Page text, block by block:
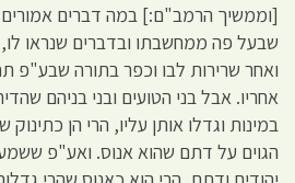
[וממשיך הרמב"ם:] במה דברים
שבעל פה ממחשבתו ובדברים שנראו
ואחר שרירות לבו וכפר בתורה שבע"פ
אחריו. אבל בני הטועים ובני בניהם
במינות וגדלו אותן עליו, הרי הן כתינוק
הגוים על דתם שהוא אנוס. ואע"פ